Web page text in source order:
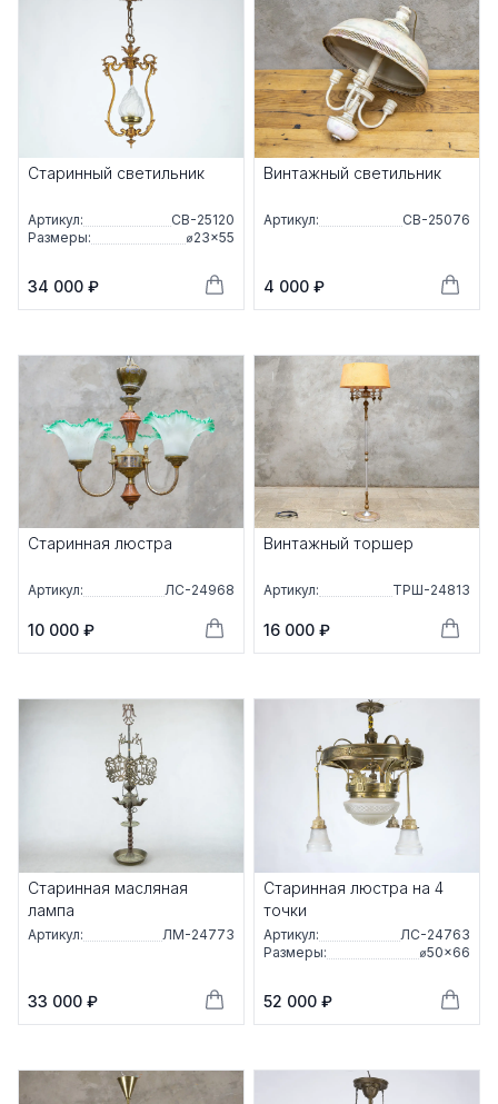
Старинный светильник
Артикул:
СВ-25120
Размеры:
⌀23×55
34 000 ₽
Винтажный светильник
Артикул: СВ-25076
4 000 ₽
Старинная люстра
Артикул: ЛС-24968
10 000 ₽
Винтажный торшер
Артикул: ТРШ-24813
16 000 ₽
Старинная масляная
лампа
Артикул: ЛМ-24773
33 000 ₽
Старинная люстра на 4
точки
Артикул:
ЛС-24763
Размеры:
⌀50×66
52 000 ₽